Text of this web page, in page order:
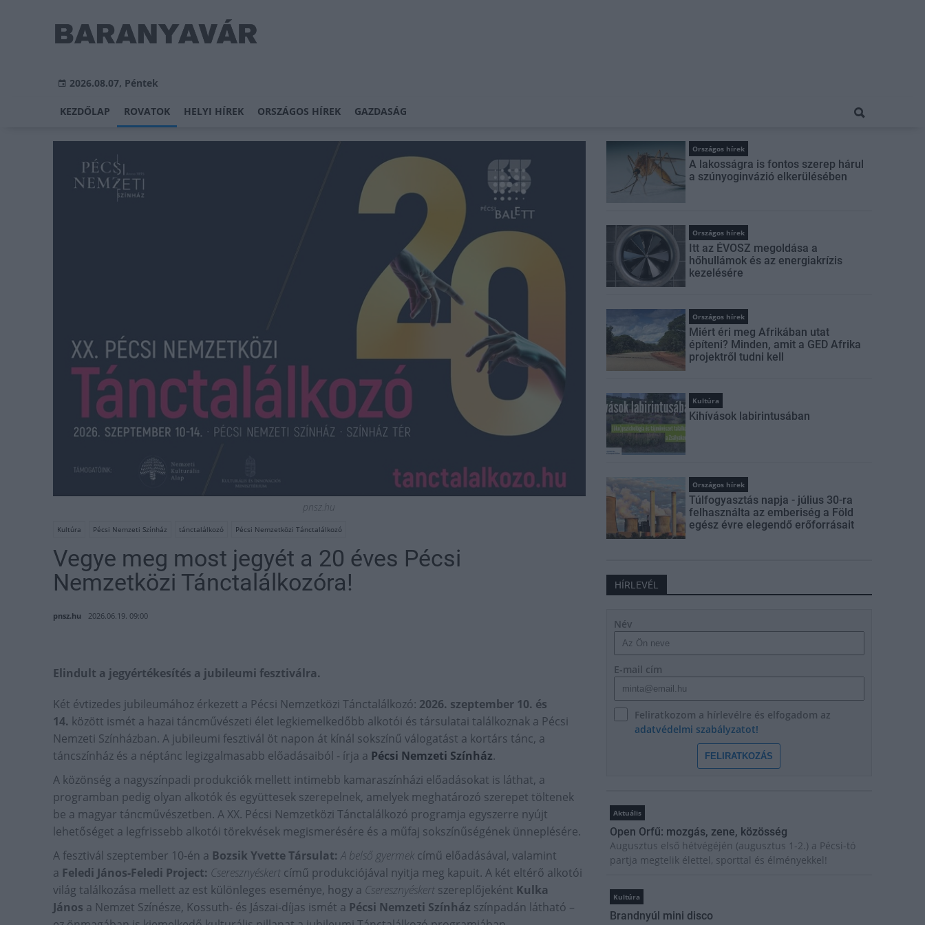
2026.08.07, Péntek
KEZDŐLAP ROVATOK HELYI HÍREK ORSZÁGOS HÍREK GAZDASÁG
pnsz.hu
Kultúra Pécsi Nemzeti Színház tánctalálkozó Pécsi Nemzetközi Tánctalálkozó
Vegye meg most jegyét a 20 éves Pécsi
Nemzetközi Tánctalálkozóra!
pnsz.hu 2026.06.19. 09:00
Elindult a jegyértékesítés a jubileumi fesztiválra.
Két évtizedes jubileumához érkezett a Pécsi Nemzetközi Tánctalálkozó: 2026. szeptember 10. és
14. között ismét a hazai táncművészeti élet legkiemelkedőbb alkotói és társulatai találkoznak a Pécsi
Nemzeti Színházban. A jubileumi fesztivál öt napon át kínál sokszínű válogatást a kortárs tánc, a
táncszínház és a néptánc legizgalmasabb előadásaiból - írja a Pécsi Nemzeti Színház.
A közönség a nagyszínpadi produkciók mellett intimebb kamaraszínházi előadásokat is láthat, a
programban pedig olyan alkotók és együttesek szerepelnek, amelyek meghatározó szerepet töltenek
be a magyar táncművészetben. A XX. Pécsi Nemzetközi Tánctalálkozó programja egyszerre nyújt
lehetőséget a legfrissebb alkotói törekvések megismerésére és a műfaj sokszínűségének ünneplésére.
A fesztivál szeptember 10-én a Bozsik Yvette Társulat: A belső gyermek című előadásával, valamint
a Feledi János-Feledi Project: Cseresznyéskert című produkciójával nyitja meg kapuit. A két eltérő alkotói
világ találkozása mellett az est különleges eseménye, hogy a Cseresznyéskert szereplőjeként Kulka
János a Nemzet Színésze, Kossuth- és Jászai-díjas ismét a Pécsi Nemzeti Színház színpadán látható –
Országos hírek
A lakosságra is fontos szerep hárul
a szúnyoginvázió elkerülésében
Országos hírek
Itt az ÉVOSZ megoldása a
hőhullámok és az energiakrízis
kezelésére
Országos hírek
Miért éri meg Afrikában utat
építeni? Minden, amit a GED Afrika
projektről tudni kell
Kultúra
Kihívások labirintusában
Országos hírek
Túlfogyasztás napja - július 30-ra
felhasználta az emberiség a Föld
egész évre elegendő erőforrásait
HÍRLEVÉL
Név
E-mail cím
Feliratkozom a hírlevélre és elfogadom az
adatvédelmi szabályzatot!
FELIRATKOZÁS
Aktuális
Open Orfű: mozgás, zene, közösség
Augusztus első hétvégéjén (augusztus 1-2.) a Pécsi-tó
partja megtelik élettel, sporttal és élményekkel!
Kultúra
Brandnyúl mini disco